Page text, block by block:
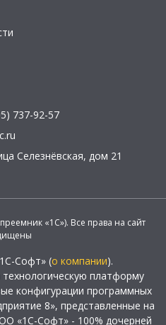
737-92-57
Селезнёвская, дом 21
«1С»). Все права на сайт
Софт» (о компании).
платформу
конфигурации программных
8», представленные на
«1С-Софт» - 100% дочерней